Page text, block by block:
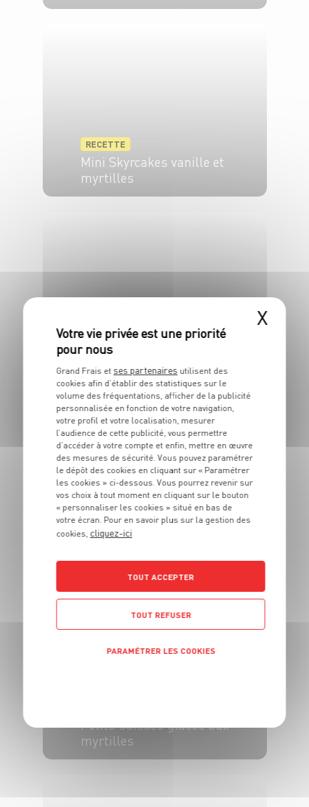
RECETTE
Mini Skyrcakes vanille et
myrtilles
RECETTE
Scones aux amandes et
aux fruits rouges
20 min 15 min
RECETTE
Crumble cake fraises-
20 min
Petits suisses glacés aux
myrtilles
X
Grand Frais et ses partenaires utilisent des
cookies afin d’établir des statistiques sur le
volume des fréquentations, afficher de la publicité
personnalisée en fonction de votre navigation,
votre profil et votre localisation, mesurer
l’audience de cette publicité, vous permettre
d’accéder à votre compte et enfin, mettre en œuvre
des mesures de sécurité. Vous pouvez paramétrer
le dépôt des cookies en cliquant sur « Paramétrer
les cookies » ci-dessous. Vous pourrez revenir sur
vos choix à tout moment en cliquant sur le bouton
« personnaliser les cookies » situé en bas de
votre écran. Pour en savoir plus sur la gestion des
cookies, cliquez-ici
TOUT ACCEPTER
TOUT REFUSER
PARAMÉTRER LES COOKIES